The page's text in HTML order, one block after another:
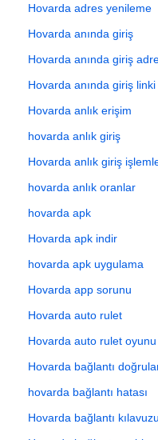
Hovarda adres yenileme
Hovarda anında giriş
Hovarda anında giriş
Hovarda anında giriş linki
Hovarda anlık erişim
hovarda anlık giriş
Hovarda anlık giriş
hovarda anlık oranlar
hovarda apk
Hovarda apk indir
hovarda apk uygulama
Hovarda app sorunu
Hovarda auto rulet
Hovarda auto rulet oyunu
Hovarda bağlantı
hovarda bağlantı hatası
Hovarda bağlantı kılavuzu